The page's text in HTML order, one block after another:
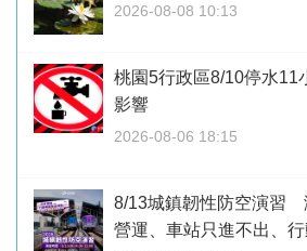
2026-08-08 10:13
桃園5行政區8/10停水
影響
2026-08-06 18:15
8/13城鎮韌性防空演習
營運、車站只進不出、